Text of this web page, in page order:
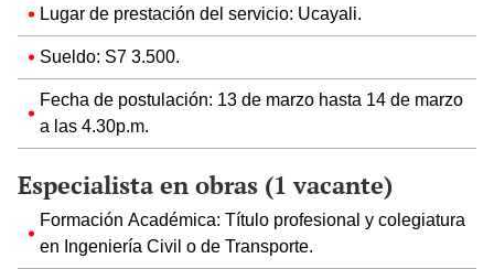
Lugar de prestación del servicio: Ucayali.
Sueldo: S7 3.500.
Fecha de postulación: 13 de marzo hasta 14 de marzo
a las 4.30p.m.
Especialista en obras (1 vacante)
Formación Académica: Título profesional y colegiatura
en Ingeniería Civil o de Transporte.